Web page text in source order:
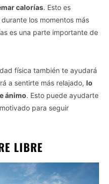
calorías. Esto es
los momentos más
es una parte importante de
física también te ayudará
a sentirte más relajado, lo
ánimo. Esto puede ayudarte
para seguir
LIBRE